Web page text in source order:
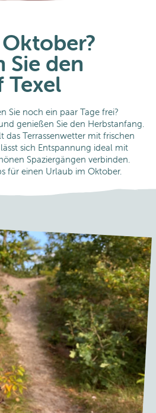
Sie den
Texel
Sie noch ein paar Tage frei?
genießen Sie den Herbstanfang.
das Terrassenwetter mit frischen
sich Entspannung ideal mit
Spaziergängen verbinden.
für einen Urlaub im Oktober.